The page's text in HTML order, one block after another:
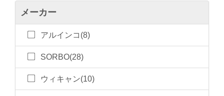
メーカー
アルインコ(8)
SORBO(28)
ウィキャン(10)